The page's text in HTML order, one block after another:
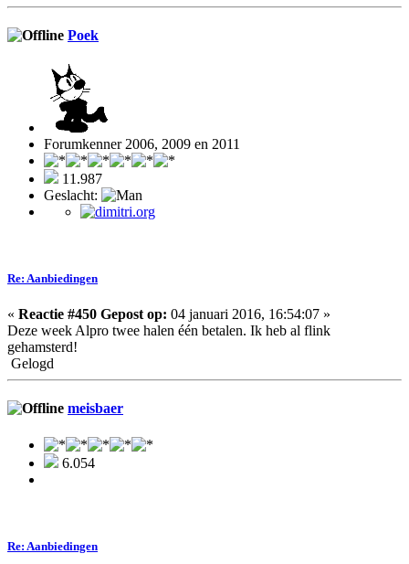
Poek
Forumkenner 2006, 2009 en 2011
11.987
Geslacht:
Re: Aanbiedingen
« Reactie #450 Gepost op: 04 januari 2016, 16:54:07 »
Deze week Alpro twee halen één betalen. Ik heb al flink
gehamsterd!
Gelogd
meisbaer
6.054
Re: Aanbiedingen